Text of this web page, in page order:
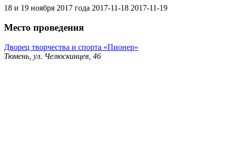
18 и 19 ноября 2017 года 2017-11-18 2017-11-19
Место проведения
Дворец творчества и спорта «Пионер»
Тюмень, ул. Челюскинцев, 46